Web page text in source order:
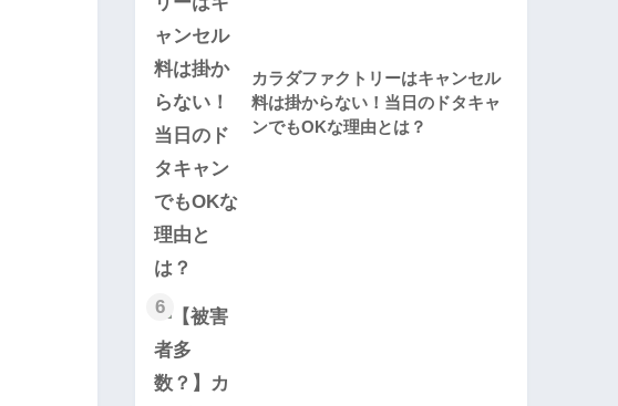
カラダファクトリーはキャンセル
料は掛からない！当日のドタキャ
ンでもOKな理由とは？
6